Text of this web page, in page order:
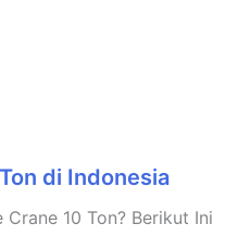
di Indonesia
10 Ton? Berikut Ini